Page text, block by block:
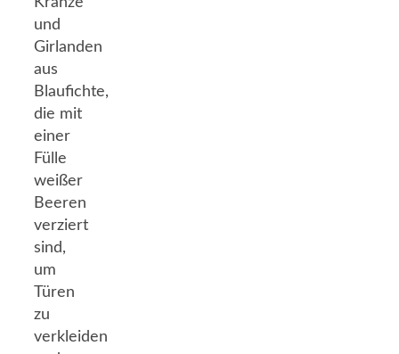
und
Girlanden
aus
Blaufichte,
die mit
einer
Fülle
weißer
Beeren
verziert
sind,
um
Türen
zu
verkleiden